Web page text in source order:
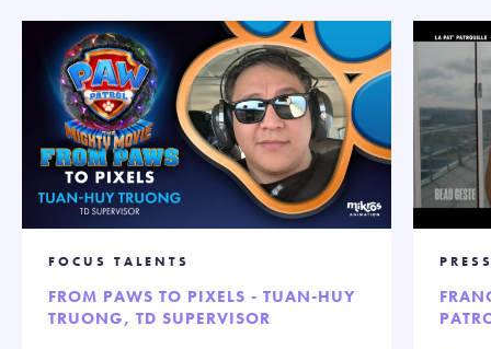
FOCUS TALENTS
FROM PAWS TO PIXELS - TUAN-HUY
TRUONG, TD SUPERVISOR